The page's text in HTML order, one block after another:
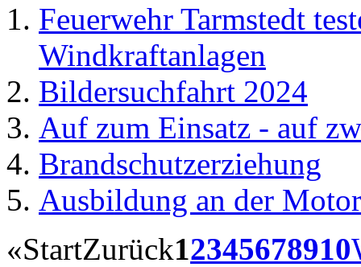
Feuerwehr Tarmstedt
Windkraftanlagen
Bildersuchfahrt 2024
Auf zum Einsatz - auf
Brandschutzerziehung
Ausbildung an der
«StartZurück12345678910